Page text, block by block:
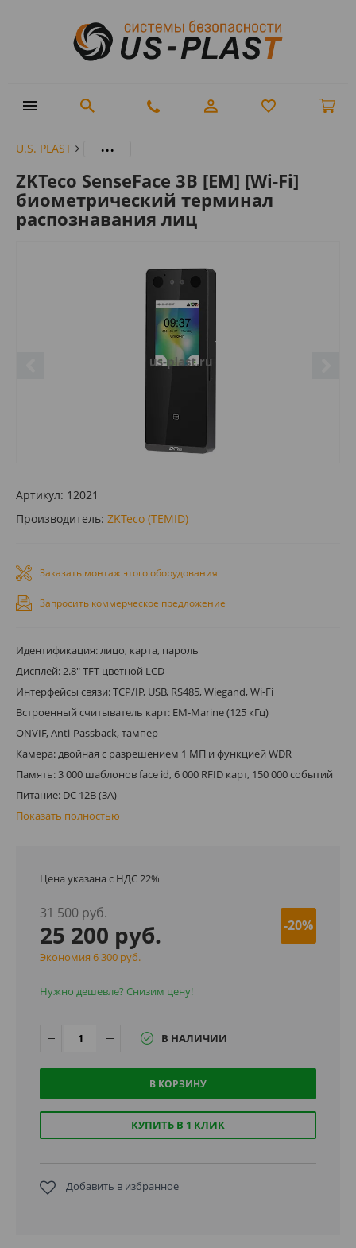
U.S. PLAST ...
ZKTeco SenseFace 3B [EM] [Wi-Fi]
биометрический терминал
распознавания лиц
Артикул: 12021
Производитель: ZKTeco (TEMID)
Заказать монтаж этого оборудования
Запросить коммерческое предложение
Идентификация: лицо, карта, пароль
Дисплей: 2.8" TFT цветной LCD
Интерфейсы связи: TCP/IP, USB, RS485, Wiegand, Wi-Fi
Встроенный считыватель карт: ЕМ-Marine (125 кГц)
ONVIF, Anti-Passback, тампер
Камера: двойная с разрешением 1 МП и функцией WDR
Память: 3 000 шаблонов face id, 6 000 RFID карт, 150 000 событий
Питание: DC 12В (3A)
Показать полностью
Цена указана с НДС 22%
31 500 руб.
25 200 руб. -20%
Экономия 6 300 руб.
Нужно дешевле? Снизим цену!
В НАЛИЧИИ
В КОРЗИНУ
КУПИТЬ В 1 КЛИК
Добавить в избранное